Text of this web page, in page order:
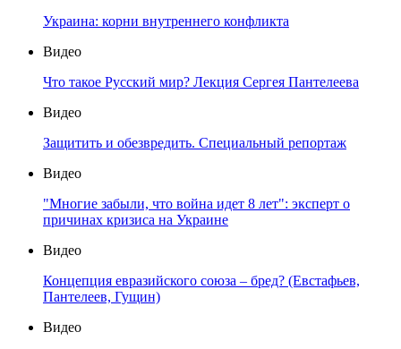
Украина: корни внутреннего конфликта
Видео
Что такое Русский мир? Лекция Сергея Пантелеева
Видео
Защитить и обезвредить. Специальный репортаж
Видео
"Многие забыли, что война идет 8 лет": эксперт о
причинах кризиса на Украине
Видео
Концепция евразийского союза – бред? (Евстафьев,
Пантелеев, Гущин)
Видео